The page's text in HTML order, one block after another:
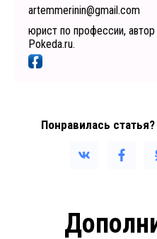
artemmerinin@gmail.com
юрист по профессии,
Pokeda.ru.
Понравилась